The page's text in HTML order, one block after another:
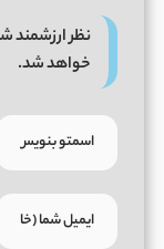
نظر ارزشمند
خواهد شد.